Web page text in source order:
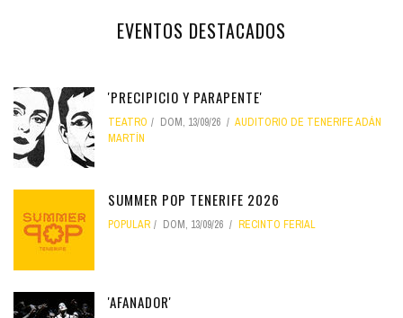
EVENTOS DESTACADOS
'PRECIPICIO Y PARAPENTE'
TEATRO DOM, 13/09/26
AUDITORIO DE TENERIFE ADÁN
MARTÍN
SUMMER POP TENERIFE 2026
POPULAR DOM, 13/09/26 RECINTO FERIAL
'AFANADOR'